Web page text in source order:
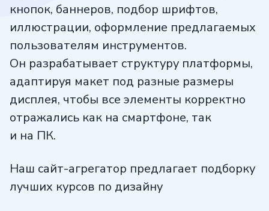
кнопок, баннеров, подбор шрифтов,
иллюстрации, оформление предлагаемых
пользователям инструментов.
Он разрабатывает структуру платформы,
адаптируя макет под разные размеры
дисплея, чтобы все элементы корректно
отражались как на смартфоне, так
и на ПК.
Наш сайт-агрегатор предлагает подборку
лучших курсов по дизайну